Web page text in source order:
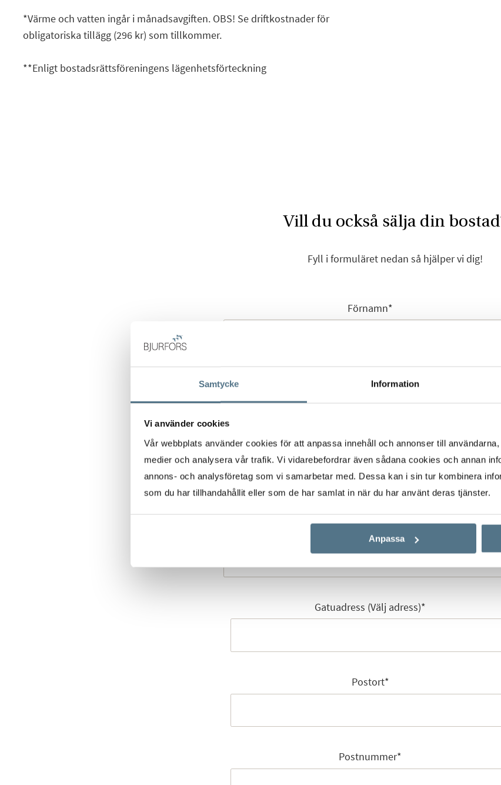
Samtycke Information
Vi använder cookies
Vår webbplats använder cookies för att anpassa innehåll och annonser till
medier och analysera vår trafik. Vi vidarebefordrar även sådana cookies och annan
annons- och analysföretag som vi samarbetar med. Dessa kan i sin tur kombinera
som du har tillhandahållit eller som de har samlat in när du har använt deras tjänster.
Anpassa
*Värme och vatten ingår i månadsavgiften. OBS! Se driftkostnader för
obligatoriska tillägg (296 kr) som tillkommer.
**Enligt bostadsrättsföreningens lägenhetsförteckning
Vill du också sälja din
Fyll i formuläret nedan så hjälper vi dig!
Förnamn*
Efternamn*
Mobilnummer*
E-post
Gatuadress (Välj adress)*
Postort*
Postnummer*